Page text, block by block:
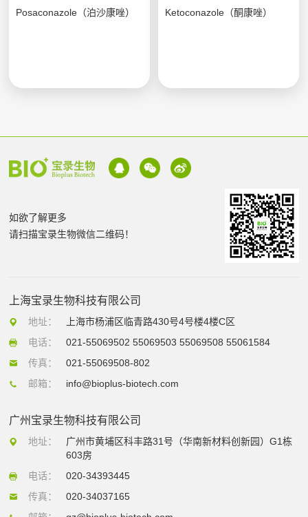
Posaconazole（泊沙康唑） Ketoconazole（酮康唑）
如欲了解更多
请扫描宝录生物微信二维码！
上海宝录生物科技有限公司
地址：
上海市杨浦区临青路430号4号楼4楼C区
电话：
021-55069502 55069503 55069508 55061584
传真：
021-55069508-802
邮箱：
info@bioplus-biotech.com
广州宝录生物科技有限公司
地址：
广州市黄埔区科丰路31号（华南新材料创新园）G1栋
603房
电话：
020-34393445
传真：
020-34037165